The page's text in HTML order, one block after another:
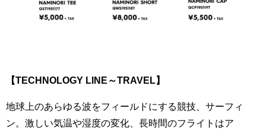
【TECHNOLOGY LINE ～TRAVEL】
地球上のあらゆる波をフィールドにする競技、サーフィ
ン。激しい気温や湿度の変化、長時間のフライトはア